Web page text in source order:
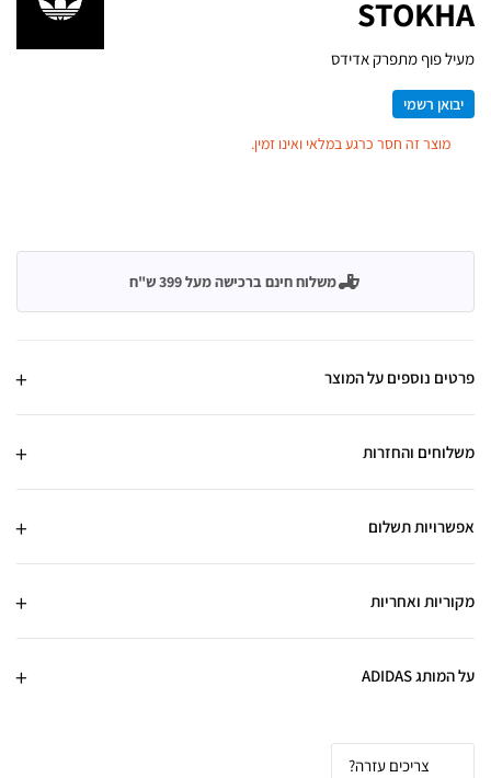
STOKHA
מעיל פוף מתפרק אדידס
יבואן רשמי
מוצר זה חסר כרגע במלאי ואינו זמין.
משלוח חינם ברכישה מעל 399 ש"ח
פרטים נוספים על המוצר
משלוחים והחזרות
אפשרויות תשלום
מקוריות ואחריות
על המותג ADIDAS
צריכים עזרה?